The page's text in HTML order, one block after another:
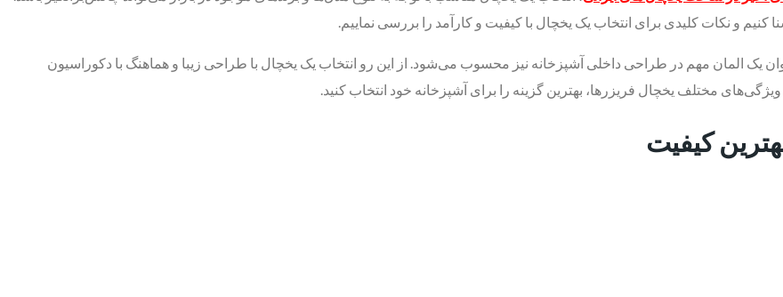
کنیم و نکات کلیدی برای انتخاب یک یخچال با کیفیت و کارآمد را بررسی نماییم.
یک المان مهم در طراحی داخلی آشپزخانه نیز محسوب می‌شود. از این رو انتخاب یک یخچال با طراحی زیبا و هماهنگ با دکوراسیون
مختلف یخچال فریزرها، بهترین گزینه را برای آشپزخانه خود انتخاب کنید.